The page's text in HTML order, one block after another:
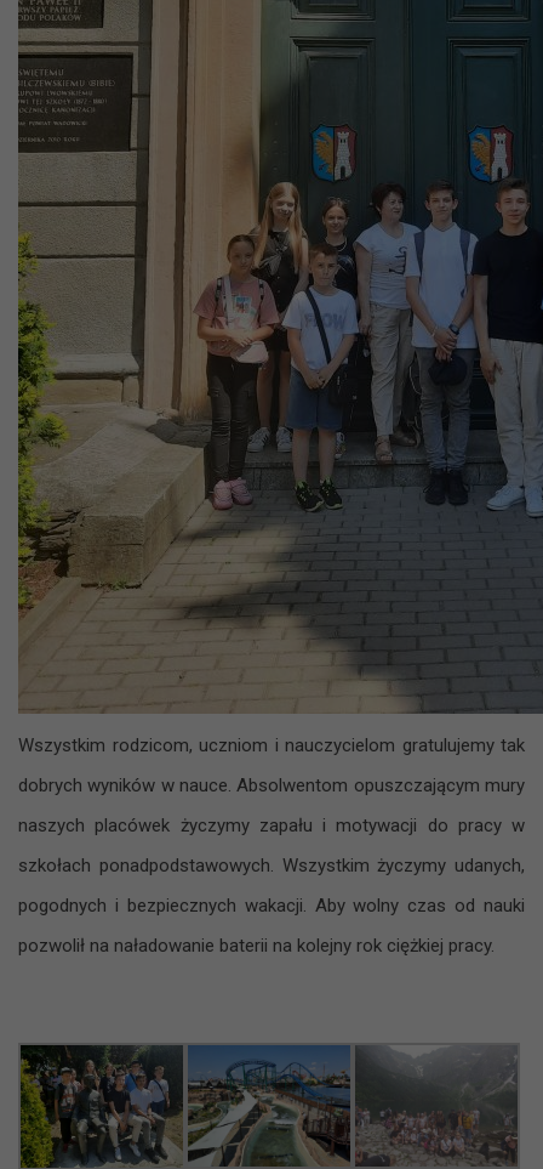
Wszystkim rodzicom, uczniom i nauczycielom gratulujemy tak
dobrych wyników w nauce. Absolwentom opuszczającym mury
naszych placówek życzymy zapału i motywacji do pracy w
szkołach ponadpodstawowych. Wszystkim życzymy udanych,
pogodnych i bezpiecznych wakacji. Aby wolny czas od nauki
pozwolił na naładowanie baterii na kolejny rok ciężkiej pracy.